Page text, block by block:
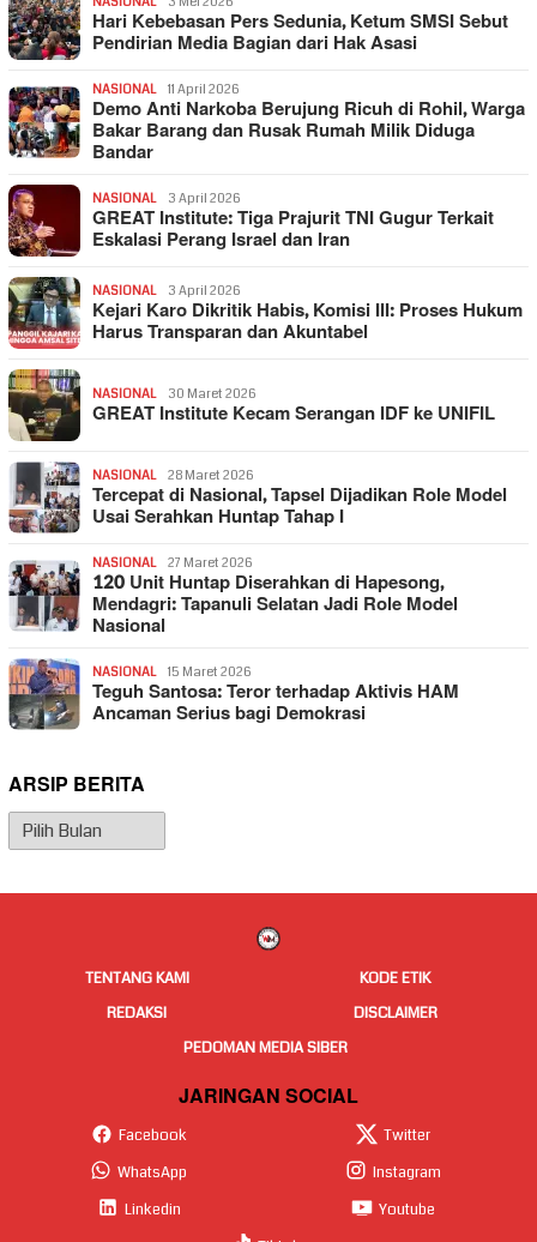
Hari Kebebasan Pers Sedunia, Ketum SMSI Sebut
Pendirian Media Bagian dari Hak Asasi
NASIONAL 11 April 2026
Demo Anti Narkoba Berujung Ricuh di Rohil, Warga
Bakar Barang dan Rusak Rumah Milik Diduga
Bandar
NASIONAL 3 April 2026
GREAT Institute: Tiga Prajurit TNI Gugur Terkait
Eskalasi Perang Israel dan Iran
NASIONAL 3 April 2026
Kejari Karo Dikritik Habis, Komisi III: Proses Hukum
Harus Transparan dan Akuntabel
NASIONAL 30 Maret 2026
GREAT Institute Kecam Serangan IDF ke UNIFIL
NASIONAL 28 Maret 2026
Tercepat di Nasional, Tapsel Dijadikan Role Model
Usai Serahkan Huntap Tahap I
NASIONAL 27 Maret 2026
120 Unit Huntap Diserahkan di Hapesong,
Mendagri: Tapanuli Selatan Jadi Role Model
Nasional
NASIONAL 15 Maret 2026
Teguh Santosa: Teror terhadap Aktivis HAM
Ancaman Serius bagi Demokrasi
ARSIP BERITA
Arsip
Berita
TENTANG KAMI
KODE ETIK
REDAKSI
DISCLAIMER
PEDOMAN MEDIA SIBER
JARINGAN SOCIAL
Facebook
Twitter
WhatsApp
Instagram
Linkedin
Youtube